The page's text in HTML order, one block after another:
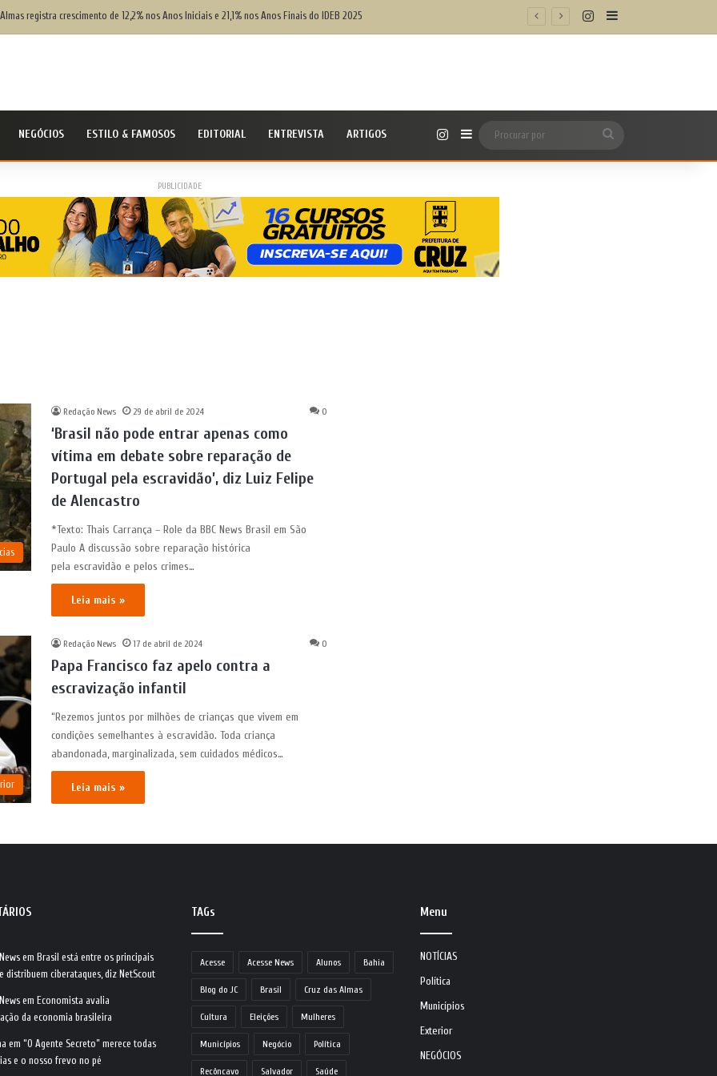
registra crescimento de 12,2% nos Anos Iniciais e 21,1% nos Anos Finais do IDEB 2025 InstagramBarra Lateral
NEGÓCIOS ESTILO & FAMOSOS EDITORIAL ENTREVISTA ARTIGOS InstagramBarra Lateral
por
PUBLICIDADE
Redação News 29 de abril de 2024 0
‘Brasil não pode entrar apenas como
vítima em debate sobre reparação de
Portugal pela escravidão’, diz Luiz Felipe
de Alencastro
*Texto: Thais Carrança – Role da BBC News Brasil em São
Paulo A discussão sobre reparação histórica
pela escravidão e pelos crimes…
Leia mais »
Redação News 17 de abril de 2024 0
Papa Francisco faz apelo contra a
escravização infantil
“Rezemos juntos por milhões de crianças que vivem em
condições semelhantes à escravidão. Toda criança
abandonada, marginalizada, sem cuidados médicos…
Leia mais »
em Brasil está entre os principais
distribuem ciberataques, diz NetScout
em Economista avalia
da economia brasileira
em“O Agente Secreto” merece todas
e o nosso frevo no pé
TAGs
Acesse Acesse News Alunos Bahia
Blog do JC Brasil Cruz das Almas
Cultura Eleições Mulheres
Municípios Negócio Política
Recôncavo Salvador Saúde
Menu
NOTÍCIAS
Política
Municípios
Exterior
NEGÓCIOS